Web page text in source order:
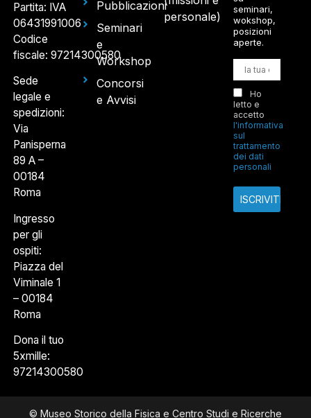
Partita: IVA
06431991006
Codice
fiscale: 97214300580
Sede
legale e
spedizioni:
Via
Panisperna
89 A –
00184
Roma
Ingresso
per gli
ospiti:
Piazza del
Viminale 1
– 00184
Roma
Dona il tuo
5xmille:
97214300580
Pubblicazioni
Seminari
e
Workshop
Concorsi
e Avvisi
personale)
seminari,
wokshop,
posizioni
aperte.
Ho
letto e
accetto
l'informativa
sul
trattamento
dei dati
personali
© Museo Storico della Fisica e Centro Studi e Ricerche